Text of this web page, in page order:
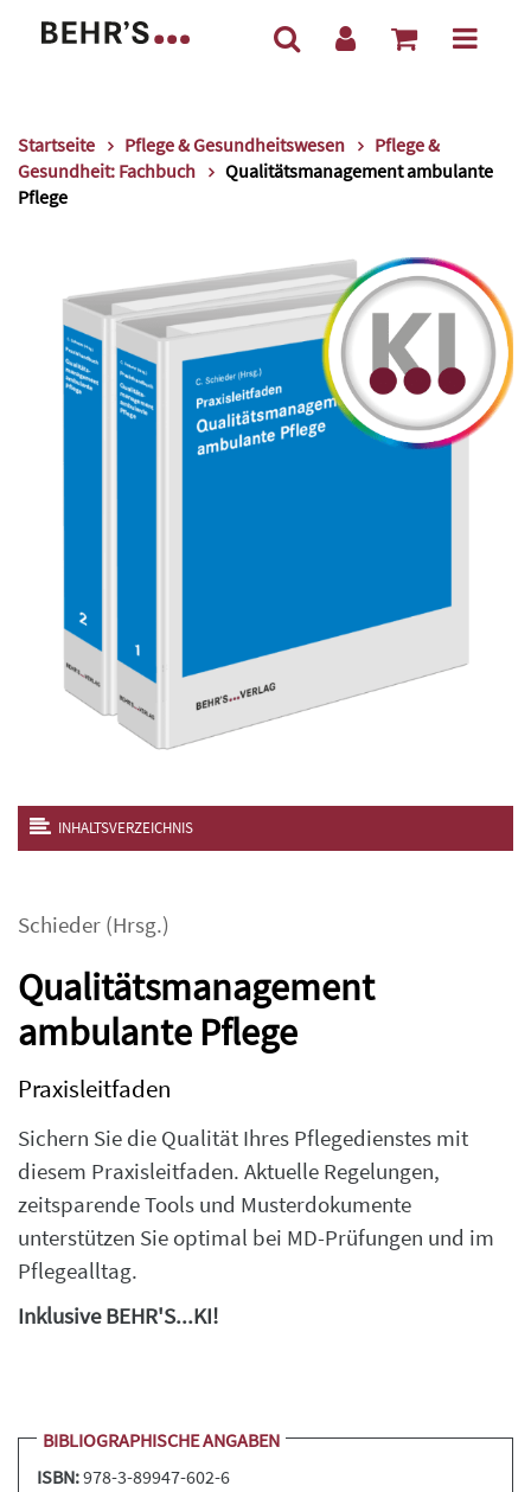
Startseite Pflege & Gesundheitswesen
Pflege &
Gesundheit: Fachbuch
Qualitätsmanagement ambulante
Pflege
INHALTSVERZEICHNIS
Schieder (Hrsg.)
Qualitätsmanagement
ambulante Pflege
Praxisleitfaden
Sichern Sie die Qualität Ihres Pflegedienstes mit
diesem Praxisleitfaden. Aktuelle Regelungen,
zeitsparende Tools und Musterdokumente
unterstützen Sie optimal bei MD-Prüfungen und im
Pflegealltag.
Inklusive BEHR'S...KI!
BIBLIOGRAPHISCHE ANGABEN
ISBN:978-3-89947-602-6